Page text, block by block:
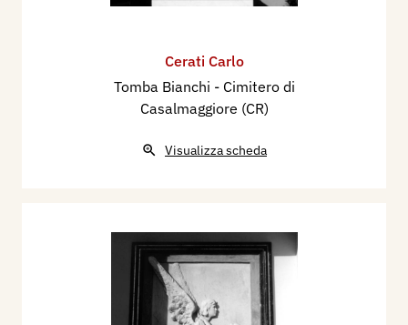
Cerati Carlo
Tomba Bianchi - Cimitero di
Casalmaggiore (CR)
Visualizza scheda